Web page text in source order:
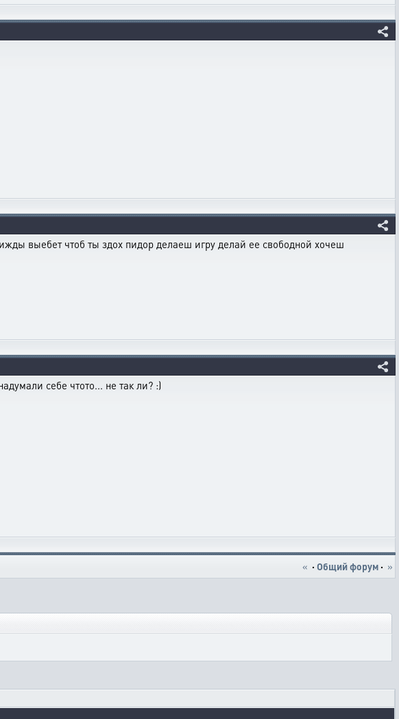
выебет чтоб ты здох пидор делаеш игру делай ее свободной хочеш
себе чтото... не так ли? :)
« · Общий форум · »